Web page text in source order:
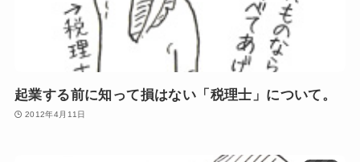
起業する前に知って損はない「税理士」について。
2012年4月11日